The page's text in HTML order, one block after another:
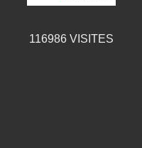
116986VISITES